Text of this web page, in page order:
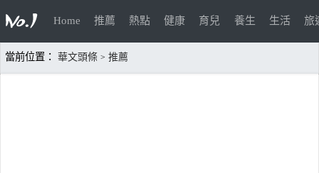
Home 推薦 熱點 健康 育兒 養生 生活 旅
當前位置： 華文頭條 > 推薦